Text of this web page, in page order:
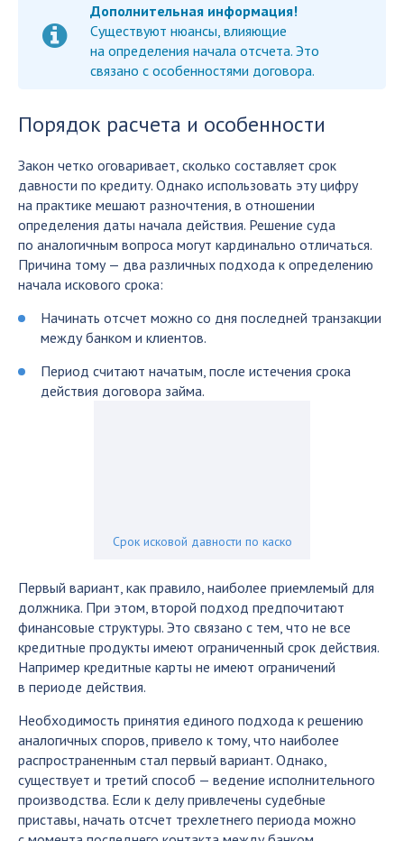
Дополнительная информация!
Существуют нюансы, влияющие
на определения начала отсчета. Это
связано с особенностями договора.
Порядок расчета и особенности
Закон четко оговаривает, сколько составляет срок
давности по кредиту. Однако использовать эту цифру
на практике мешают разночтения, в отношении
определения даты начала действия. Решение суда
по аналогичным вопроса могут кардинально отличаться.
Причина тому — два различных подхода к определению
начала искового срока:
Начинать отсчет можно со дня последней транзакции
между банком и клиентов.
Период считают начатым, после истечения срока
действия договора займа.
Срок исковой давности по каско
Первый вариант, как правило, наиболее приемлемый для
должника. При этом, второй подход предпочитают
финансовые структуры. Это связано с тем, что не все
кредитные продукты имеют ограниченный срок действия.
Например кредитные карты не имеют ограничений
в периоде действия.
Необходимость принятия единого подхода к решению
аналогичных споров, привело к тому, что наиболее
распространенным стал первый вариант. Однако,
существует и третий способ — ведение исполнительного
производства. Если к делу привлечены судебные
приставы, начать отсчет трехлетнего периода можно